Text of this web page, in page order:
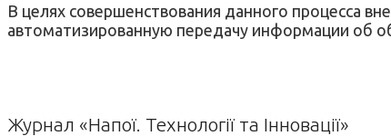
В целях совершенствования данного процесса
автоматизированную передачу информации об
Журнал «Напої. Технології та Інновації»